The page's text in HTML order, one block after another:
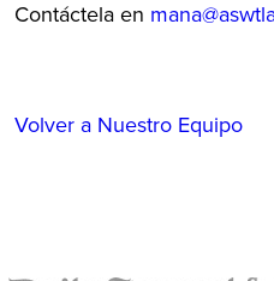
Contáctela en
Volver a Nuestro Equipo